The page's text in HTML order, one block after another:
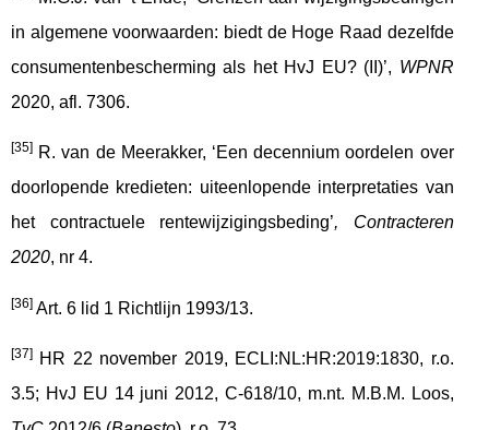
in algemene voorwaarden: biedt de Hoge Raad dezelfde
consumentenbescherming als het HvJ EU? (II)’, WPNR
2020, afl. 7306.
[35] R. van de Meerakker, ‘Een decennium oordelen over
doorlopende kredieten: uiteenlopende interpretaties van
het contractuele rentewijzigingsbeding’, Contracteren
2020, nr 4.
[36] Art. 6 lid 1 Richtlijn 1993/13.
[37]
HR 22 november 2019, ECLI:NL:HR:2019:1830, r.o.
3.5; HvJ EU 14 juni 2012, C-618/10, m.nt. M.B.M. Loos,